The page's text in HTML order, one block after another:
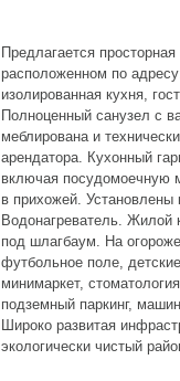
Предлагается
расположенном по
изолированная кухня,
Полноценный санузел с
меблирована и
арендатора. Кухонный
включая посудомоечную
в прихожей. Установлены
Водонагреватель. Жилой
под шлагбаум. На
футбольное поле,
минимаркет,
подземный паркинг,
Широко развитая
экологически чистый